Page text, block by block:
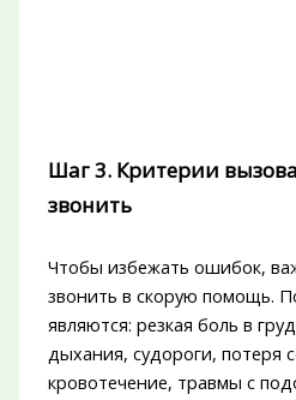
Шаг 3. Критерии
звонить
Чтобы избежать ошибок,
звонить в скорую помощь.
являются: резкая боль в
дыхания, судороги, потеря
кровотечение, травмы с